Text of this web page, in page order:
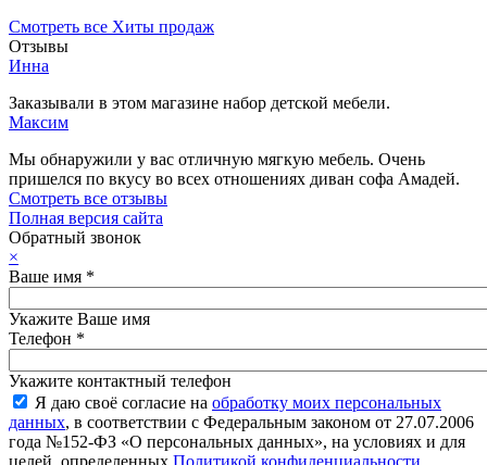
Смотреть все Хиты продаж
Отзывы
Инна
Заказывали в этом магазине набор детской мебели.
Максим
Мы обнаружили у вас отличную мягкую мебель. Очень
пришелся по вкусу во всех отношениях диван софа Амадей.
Смотреть все отзывы
Полная версия сайта
Обратный звонок
×
Ваше имя *
Укажите Ваше имя
Телефон *
Укажите контактный телефон
Я даю своё согласие на обработку моих персональных
данных, в соответствии с Федеральным законом от 27.07.2006
года №152-ФЗ «О персональных данных», на условиях и для
целей, определенных Политикой конфиденциальности